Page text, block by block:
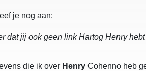
je nog aan:
dat jij ook geen link Hartog Henry
die ik over Henry Cohenno heb